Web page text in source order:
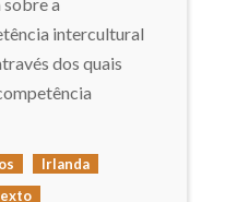
intercultural
dos quais
Irlanda